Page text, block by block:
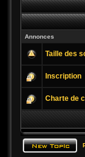
Annonces
Taille des
Inscription
Charte de